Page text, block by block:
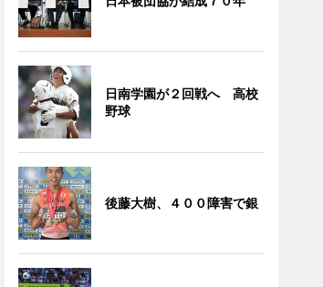
日南学園が２回戦へ 高校
野球
後藤大樹、４００障害で銀